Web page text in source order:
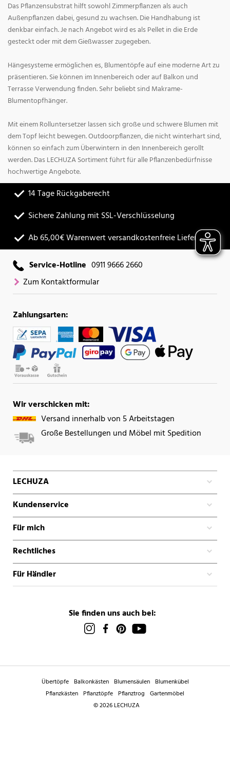
Das Pflanzensubstrat hilft sowohl Zimmerpflanzen als auch
Außenpflanzen dabei, gesund zu wachsen. Die Handhabung ist
denkbar einfach. Je nach Angebot wird es als Pellet in die Erde
gesteckt oder mit dem Gießwasser zugegeben.
Hängesysteme ermöglichen es, Blumentöpfe auf eine moderne Art zu
präsentieren. Sie können im Innenbereich oder auf Balkon und
Terrasse Verwendung finden. Sehr beliebt sind Makrame-
Blumentopfhänger.
Mit einem Rolluntersetzer lassen sich große und schwere Blumen mit
dem Topf leicht bewegen. Outdoorpflanzen, die nicht winterhart sind,
können so einfach zum Überwintern in den Innenbereich gerollt
werden. Das LECHUZA Sortiment führt für alle Pflanzenbedürfnisse
hochwertige Angebote.
14 Tage Rückgaberecht
Sichere Zahlung mit SSL-Verschlüsselung
Ab 65,00€ Warenwert versandkostenfreie Lieferung
Service-Hotline 0911 9666 2660
Zum Kontaktformular
Zahlungsarten:
Wir verschicken mit:
Versand innerhalb von 5 Arbeitstagen
Große Bestellungen und Möbel mit Spedition
LECHUZA
Kundenservice
Für mich
Rechtliches
Für Händler
Sie finden uns auch bei:
Übertöpfe Balkonkästen Blumensäulen Blumenkübel
Pflanzkästen Pflanztöpfe Pflanztrog Gartenmöbel
© 2026 LECHUZA